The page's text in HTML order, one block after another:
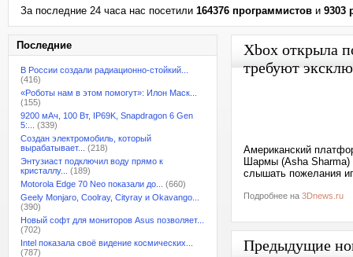
За последние 24 часа нас посетили 164376 программистов и 9303
Последние
В России создали радиационно-стойкий...
(416)
«Роботы нам в этом помогут»: Илон Маск...
(155)
9200 мАч, 100 Вт, IP69K, Snapdragon 6 Gen
5:...
(339)
Создан электромобиль, который
вырабатывает...
(218)
Энтузиаст подключил воду прямо к
кристаллу...
(189)
Motorola Edge 70 Neo показали до...
(660)
Geely Monjaro, Coolray, Cityray и Okavango...
(390)
Новый софт для мониторов Asus позволяет...
(702)
Intel показала своё видение космических...
(787)
Xbox открыла
требуют
Американский
Шармы (Asha Sharma)
слышать пожелания
Подробнее на 3Dnews.ru
Предыдущие